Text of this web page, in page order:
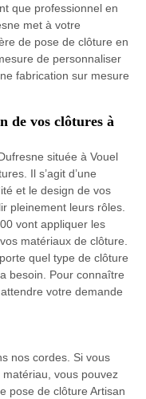
que professionnel en
met à votre
de pose de clôture en
de personnaliser
fabrication sur mesure
de vos clôtures à
située à Vouel
Il s’agit d’une
et le design de vos
pleinement leurs rôles.
vont appliquer les
matériaux de clôture.
quel type de clôture
besoin. Pour connaître
votre demande
nos cordes. Si vous
matériau, vous pouvez
pose de clôture Artisan